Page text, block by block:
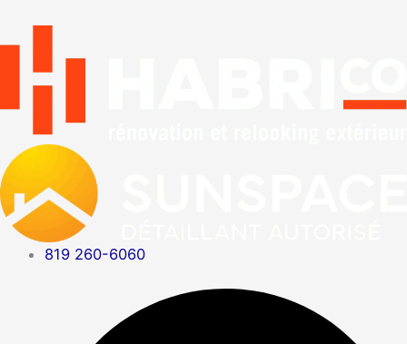
819 260-6060